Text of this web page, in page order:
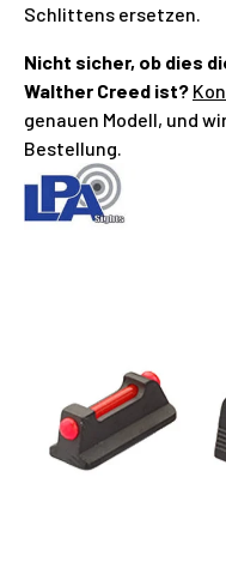
Schlittens ersetzen.
Nicht sicher, ob dies
Walther Creed ist?
genauen Modell, und
Bestellung.